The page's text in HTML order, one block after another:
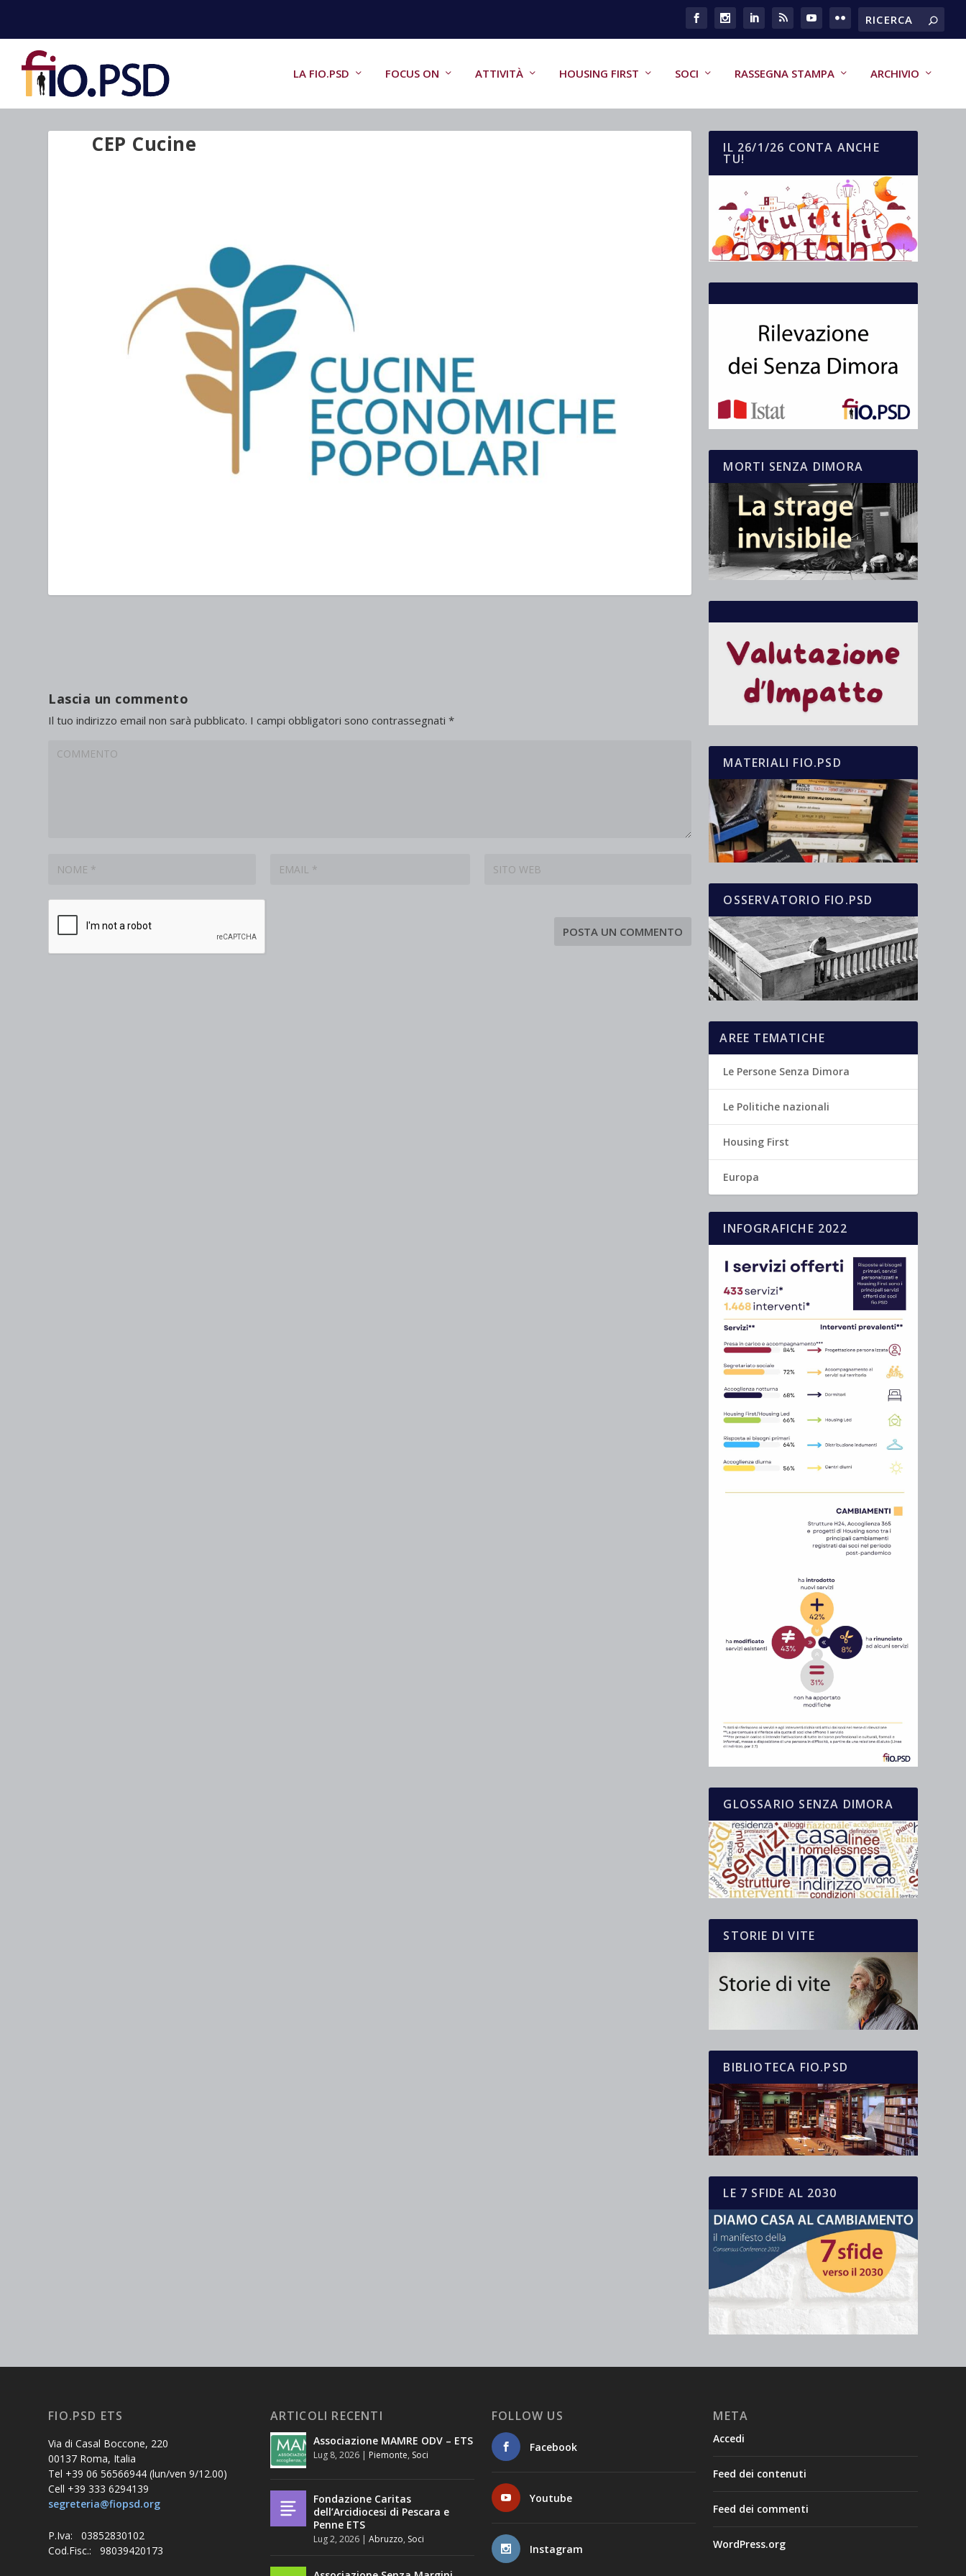
LA FIO.PSD FOCUS ON ATTIVITÀ HOUSING FIRST SOCI RASSEGNA STAMPA ARCHIVIO
CEP Cucine
Lascia un commento
Il tuo indirizzo email non sarà pubblicato. I campi obbligatori sono contrassegnati*
IL 26/1/26 CONTA ANCHE
TU!
MORTI SENZA DIMORA
MATERIALI FIO.PSD
OSSERVATORIO FIO.PSD
AREE TEMATICHE
Le Persone Senza Dimora
Le Politiche nazionali
Housing First
Europa
INFOGRAFICHE 2022
GLOSSARIO SENZA DIMORA
STORIE DI VITE
BIBLIOTECA FIO.PSD
LE 7 SFIDE AL 2030
FIO.PSD ETS
Via di Casal Boccone, 220
00137 Roma, Italia
Tel +39 06 56566944 (lun/ven 9/12.00)
Cell +39 333 6294139
segreteria@fiopsd.org
P.Iva: 03852830102
Cod.Fisc.: 98039420173
ARTICOLI RECENTI
Associazione MAMRE ODV – ETS
Lug 8, 2026| Piemonte, Soci
Fondazione Caritas
dell’Arcidiocesi di Pescara e
Penne ETS
Lug 2, 2026| Abruzzo, Soci
FOLLOW US
Facebook
Youtube
Instagram
META
Accedi
Feed dei contenuti
Feed dei commenti
WordPress.org